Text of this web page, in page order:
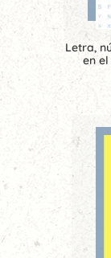
Letra,
en